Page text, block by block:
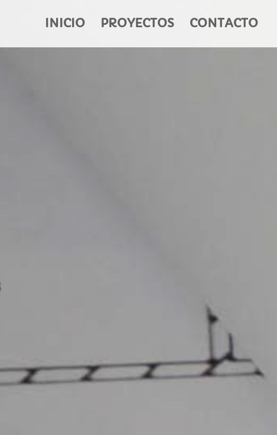
INICIO PROYECTOS CONTACTO